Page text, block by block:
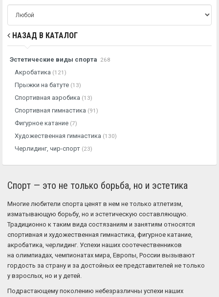
НАЗАД В КАТАЛОГ
Эстетические виды спорта 268
Акробатика (121)
Прыжки на батуте (13)
Спортивная аэробика (13)
Спортивная гимнастика (91)
Фигурное катание (7)
Художественная гимнастика (130)
Черлидинг, чир-спорт (23)
Спорт — это не только борьба, но и эстетика
Многие любители спорта ценят в нем не только атлетизм,
изматывающую борьбу, но и эстетическую составляющую.
Традиционно к таким вида состязаниям и занятиям относятся
спортивная и художественная гимнастика, фигурное катание,
акробатика, черлидинг. Успехи наших соотечественников
на олимпиадах, чемпионатах мира, Европы, России вызывают
гордость за страну и за достойных ее представителей не только
у взрослых, но и у детей.
Подрастающему поколению небезразличны успехи наших